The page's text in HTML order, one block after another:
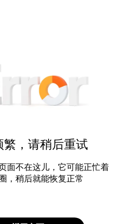
繁，请稍后重试
面不在这儿，它可能正忙着
，稍后就能恢复正常